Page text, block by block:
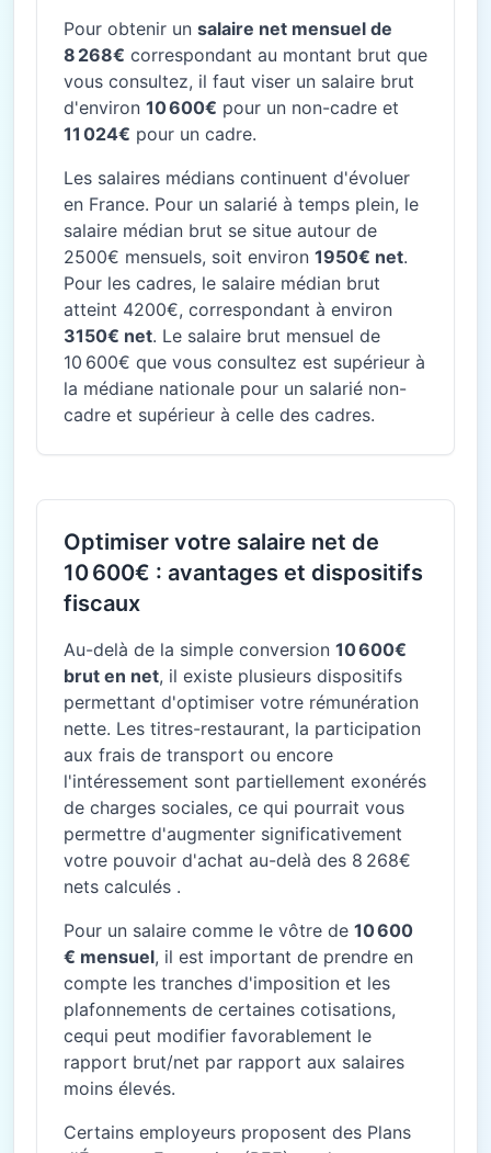
Pour obtenir un salaire net mensuel de
8 268€ correspondant au montant brut que
vous consultez, il faut viser un salaire brut
d'environ 10 600€ pour un non-cadre et
11 024€ pour un cadre.
Les salaires médians continuent d'évoluer
en France. Pour un salarié à temps plein, le
salaire médian brut se situe autour de
2500€ mensuels, soit environ 1950€ net.
Pour les cadres, le salaire médian brut
atteint 4200€, correspondant à environ
3150€ net. Le salaire brut mensuel de
10 600€ que vous consultez est supérieur à
la médiane nationale pour un salarié non-
cadre et supérieur à celle des cadres.
Optimiser votre salaire net de
10 600€ : avantages et dispositifs
fiscaux
Au-delà de la simple conversion 10 600€
brut en net, il existe plusieurs dispositifs
permettant d'optimiser votre rémunération
nette. Les titres-restaurant, la participation
aux frais de transport ou encore
l'intéressement sont partiellement exonérés
de charges sociales, ce qui pourrait vous
permettre d'augmenter significativement
votre pouvoir d'achat au-delà des 8 268€
nets calculés .
Pour un salaire comme le vôtre de 10 600
€ mensuel, il est important de prendre en
compte les tranches d'imposition et les
plafonnements de certaines cotisations,
cequi peut modifier favorablement le
rapport brut/net par rapport aux salaires
moins élevés.
Certains employeurs proposent des Plans